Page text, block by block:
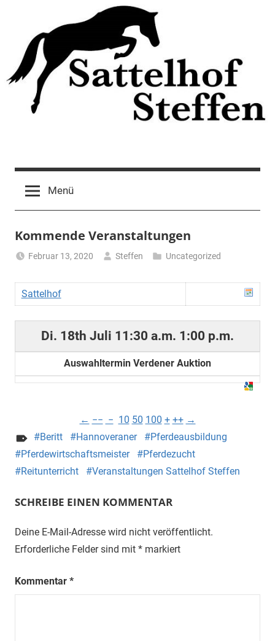
springen
Menü
Kommende Veranstaltungen
Februar 13, 2020 Steffen Uncategorized
Sattelhof
Di. 18th Juli 11:30 a.m. 1:00 p.m.
Auswahltermin Verdener Auktion
← −− − 10 50 100 + ++ →
Beritt
Hannoveraner
Pferdeausbildung
Pferdewirtschaftsmeister
Pferdezucht
Reitunterricht
Veranstaltungen Sattelhof Steffen
SCHREIBE EINEN KOMMENTAR
Deine E-Mail-Adresse wird nicht veröffentlicht.
Erforderliche Felder sind mit * markiert
Kommentar *